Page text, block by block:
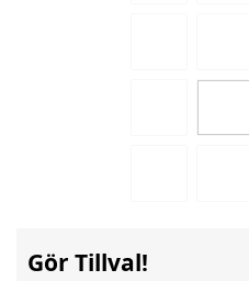
Gör Tillval!